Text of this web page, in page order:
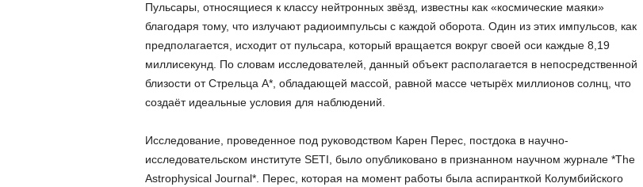
Пульсары, относящиеся к классу нейтронных звёзд, известны как «космические маяки»
благодаря тому, что излучают радиоимпульсы с каждой оборота. Один из этих импульсов, как
предполагается, исходит от пульсара, который вращается вокруг своей оси каждые 8,19
миллисекунд. По словам исследователей, данный объект располагается в непосредственной
близости от Стрельца A*, обладающей массой, равной массе четырёх миллионов солнц, что
создаёт идеальные условия для наблюдений.
Исследование, проведенное под руководством Карен Перес, постдока в научно-
исследовательском институте SETI, было опубликовано в признанном научном журнале *The
Astrophysical Journal*. Перес, которая на момент работы была аспиранткой Колумбийского